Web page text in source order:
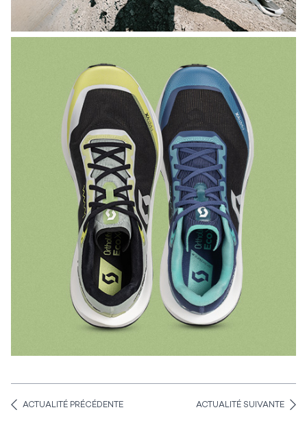
ACTUALITÉ PRÉCÉDENTE ACTUALITÉ SUIVANTE